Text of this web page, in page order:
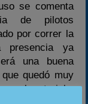
se comenta
de pilotos
por correr la
presencia ya
una buena
quedó muy
el material.